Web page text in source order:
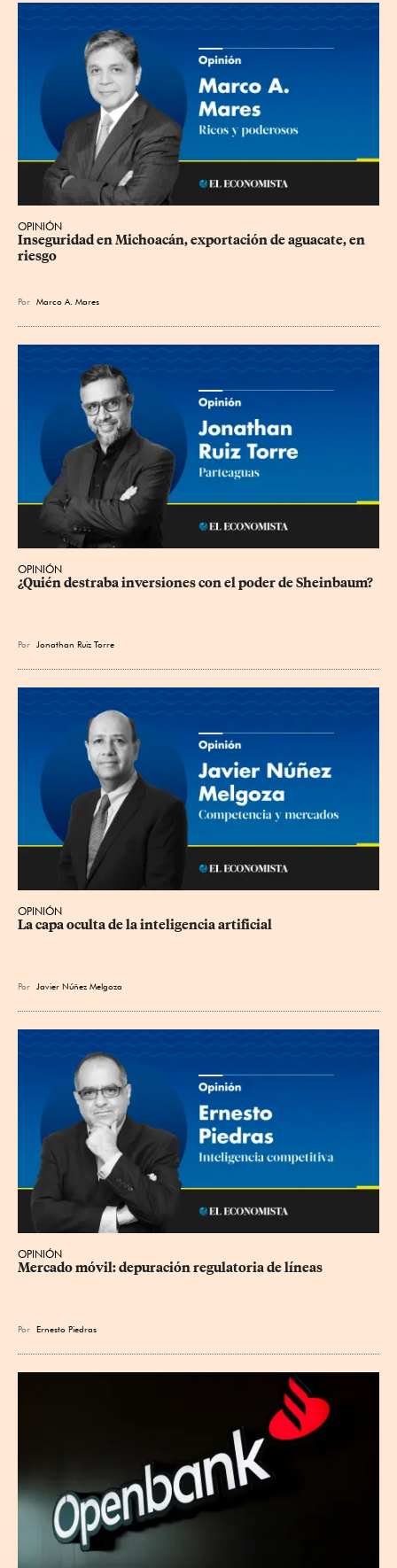
OPINIÓN
Inseguridad en Michoacán, exportación de aguacate, en
riesgo
Por Marco A. Mares
OPINIÓN
¿Quién destraba inversiones con el poder de Sheinbaum?
Por Jonathan Ruiz Torre
OPINIÓN
La capa oculta de la inteligencia artificial
Por Javier Núñez Melgoza
OPINIÓN
Mercado móvil: depuración regulatoria de líneas
Por Ernesto Piedras